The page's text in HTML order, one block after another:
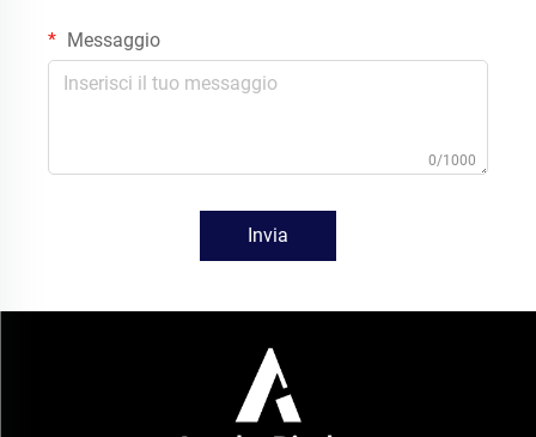
Messaggio
0/1000
Invia